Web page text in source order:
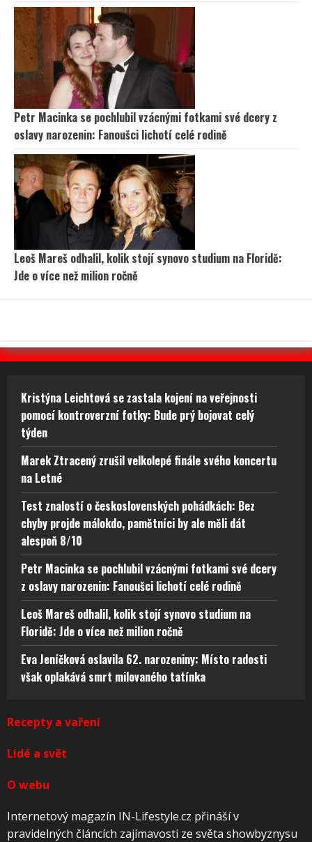
Petr Macinka se pochlubil vzácnými fotkami své dcery z
oslavy narozenin: Fanoušci lichotí celé rodině
Leoš Mareš odhalil, kolik stojí synovo studium na Floridě:
Jde o více než milion ročně
Kristýna Leichtová se zastala kojení na veřejnosti
pomocí kontroverzní fotky: Bude prý bojovat celý
týden
Marek Ztracený zrušil velkolepé finále svého koncertu
na Letné
Test znalostí o československých pohádkách: Bez
chyby projde málokdo, pamětníci by ale měli dát
alespoň 8/10
Petr Macinka se pochlubil vzácnými fotkami své dcery
z oslavy narozenin: Fanoušci lichotí celé rodině
Leoš Mareš odhalil, kolik stojí synovo studium na
Floridě: Jde o více než milion ročně
Eva Jeníčková oslavila 62. narozeniny: Místo radosti
však oplakává smrt milovaného tatínka
Recepty a vaření
Lidé a svět
O webu
Internetový magazín IN-Lifestyle.cz přináší v
pravidelných článcích zajímavosti ze světa showbyznysu